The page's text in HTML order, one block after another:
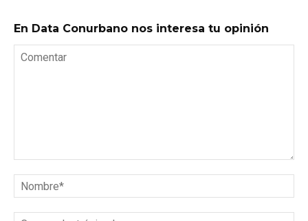
En Data Conurbano nos interesa tu opinión